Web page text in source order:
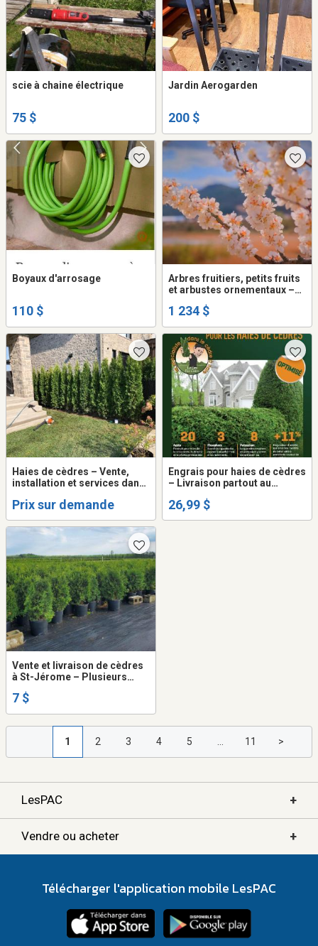
scie à chaine électrique
75 $
Jardin Aerogarden
200 $
Boyaux d'arrosage
110 $
Arbres fruitiers, petits fruits
et arbustes ornementaux –
1 234 $
Haies de cèdres – Vente,
installation et services dans
Prix sur demande
Engrais pour haies de cèdres
– Livraison partout au
26,99 $
Vente et livraison de cèdres
à St-Jérome – Plusieurs
7 $
1 2 3 4 5 ... 11 >
LesPAC +
Vendre ou acheter +
Télécharger l'application mobile LesPAC